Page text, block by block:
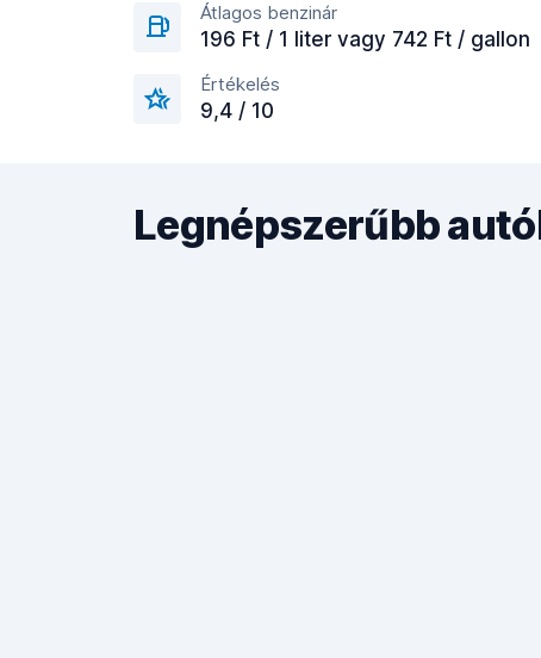
Átlagos benzinár
196 Ft / 1 liter vagy 742 Ft / gallon
Értékelés
9,4 / 10
Legnépszerűbb